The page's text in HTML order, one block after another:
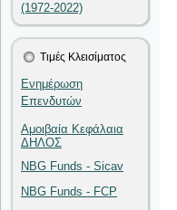
(1972-2022)
Τιμές Κλεισίματος
Ενημέρωση
Επενδυτών
Αμοιβαία Κεφάλαια
ΔΗΛΟΣ
NBG Funds - Sicav
NBG Funds - FCP